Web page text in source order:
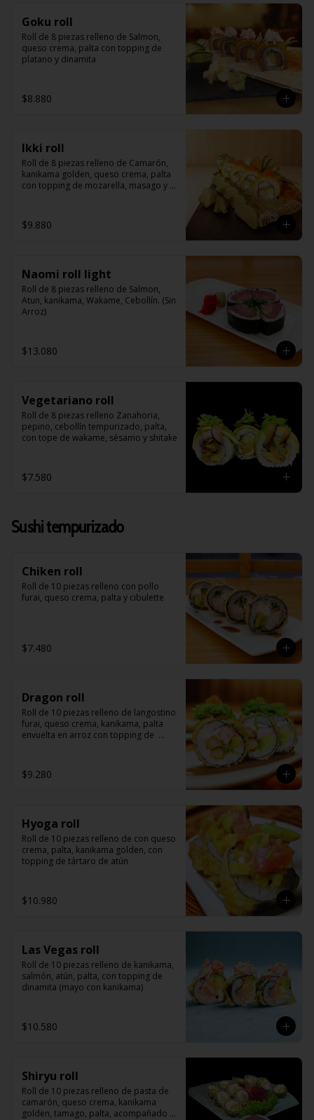
Goku roll
Roll de 8 piezas relleno de Salmon,
queso crema, palta con topping de
platano y dinamita
$8.880
Ikki roll
Roll de 8 piezas relleno de Camarón,
kanikama golden, queso crema, palta
con topping de mozarella, masago y
$9.880
Naomi roll light
Roll de 8 piezas relleno de Salmon,
Atun, kanikama, Wakame, Cebollín. (Sin
Arroz)
$13.080
Vegetariano roll
Roll de 8 piezas relleno Zanahoria,
pepino, cebollín tempurizado, palta,
con tope de wakame, sésamo y shitake
$7.580
Sushi tempurizado
Chiken roll
Roll de 10 piezas relleno con pollo
furai, queso crema, palta y cibulette
$7.480
Dragon roll
Roll de 10 piezas relleno de langostino
furai, queso crema, kanikama, palta
envuelta en arroz con topping de
$9.280
Hyoga roll
Roll de 10 piezas relleno de con queso
crema, palta, kanikama golden, con
topping de tártaro de atún
$10.980
Las Vegas roll
Roll de 10 piezas relleno de kanikama,
salmón, atún, palta, con topping de
dinamita (mayo con kanikama)
$10.580
Shiryu roll
Roll de 10 piezas relleno de pasta de
camarón, queso crema, kanikama
golden, tamago, palta, acompañado